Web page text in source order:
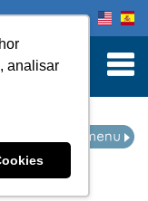
analisar
comprar